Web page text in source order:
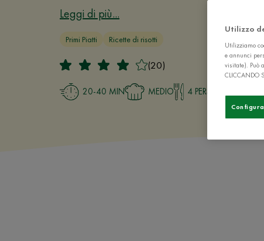
Leggi di più...
Primi Piatti Ricette di risotti
(20)
20-40 MIN MEDIO 4 PERSONE
Utilizzo
Utilizziamo
e annunci
visitate). Può
CLICCANDO